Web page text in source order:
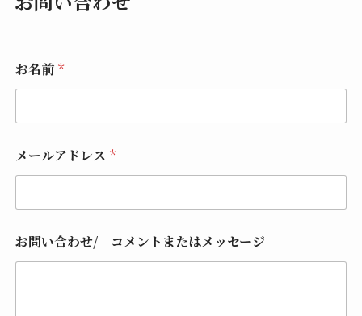
お名前 *
問
い
わ
/
コ
メールアドレス *
お問い合わせ/ コメントまたはメッセージ